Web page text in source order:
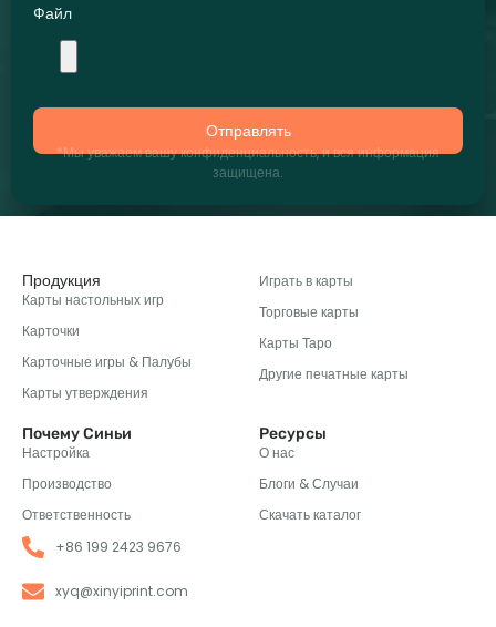
Файл
Отправлять
*Мы уважаем вашу конфиденциальность, и вся информация
защищена.
Продукция
Карты настольных игр
Карточки
Карточные игры & Палубы
Карты утверждения
Играть в карты
Торговые карты
Карты Таро
Другие печатные карты
Почему Синьи
Настройка
Производство
Ответственность
Ресурсы
О нас
Блоги & Случаи
Скачать каталог
+86 199 2423 9676
xyq@xinyiprint.com